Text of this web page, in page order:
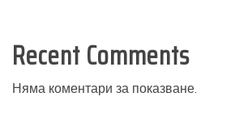
Recent Comments
Няма коментари за показване.